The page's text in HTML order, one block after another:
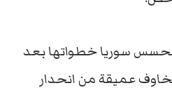
تتحسس سوريا خطواتها بعد
عميقة من انحدار